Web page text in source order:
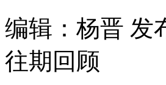
编辑：杨晋 发
往期回顾